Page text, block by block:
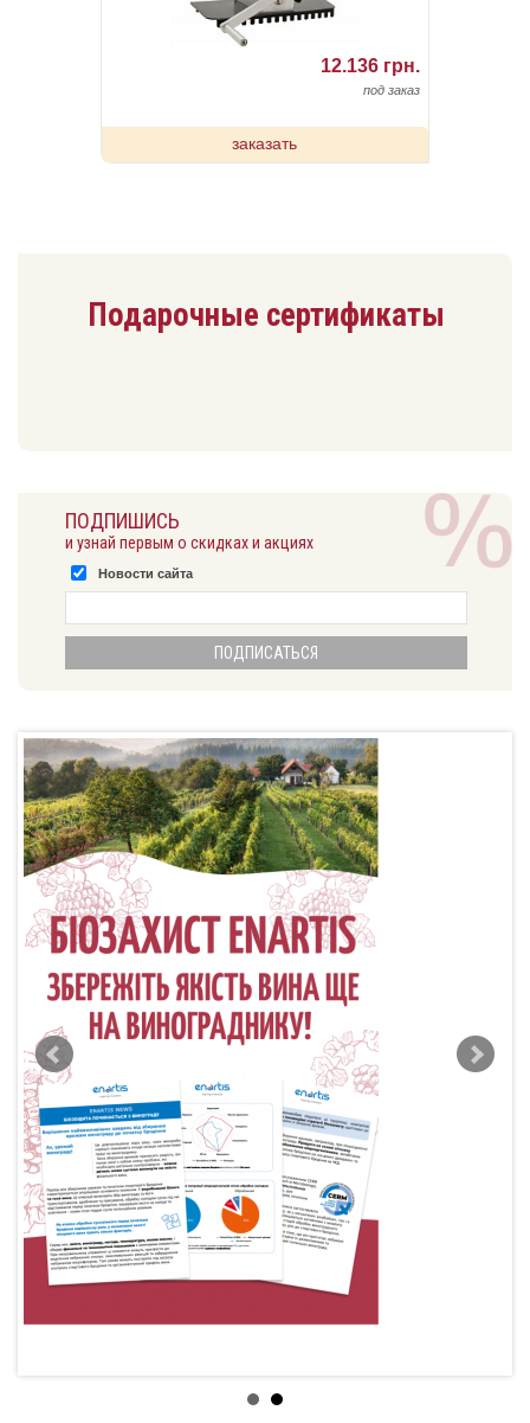
12.136 грн.
под заказ
заказать
Подарочные сертификаты
ПОДПИШИСЬ
и узнай первым о скидках и акциях
Новости сайта